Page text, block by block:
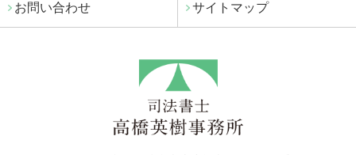
お問い合わせ サイトマップ